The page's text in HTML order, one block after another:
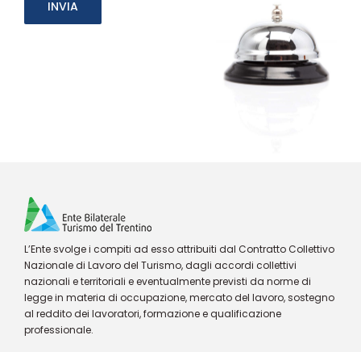
L’Ente svolge i compiti ad esso attribuiti dal Contratto Collettivo
Nazionale di Lavoro del Turismo, dagli accordi collettivi
nazionali e territoriali e eventualmente previsti da norme di
legge in materia di occupazione, mercato del lavoro, sostegno
al reddito dei lavoratori, formazione e qualificazione
professionale.